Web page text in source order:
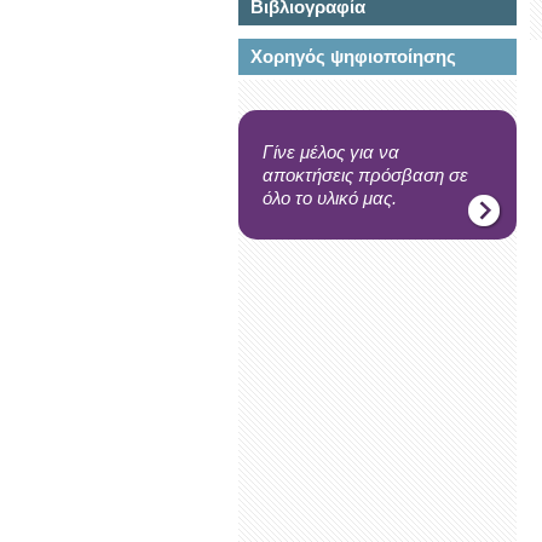
Βιβλιογραφία
Χορηγός ψηφιοποίησης
Γίνε μέλος για να
αποκτήσεις πρόσβαση σε
όλο το υλικό μας.